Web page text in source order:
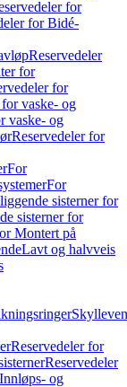
for
for Bidé-
Reservedeler
for
for
vaske- og
vaske- og
Reservedeler for
For
For
sisterner for
sisterner for
Montert på
Lavt og halvveis
Reservedeler for
Reservedeler
Innløps- og